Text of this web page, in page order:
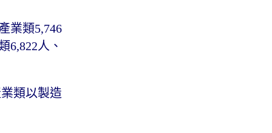
業類5,746
6,822人、
類以製造